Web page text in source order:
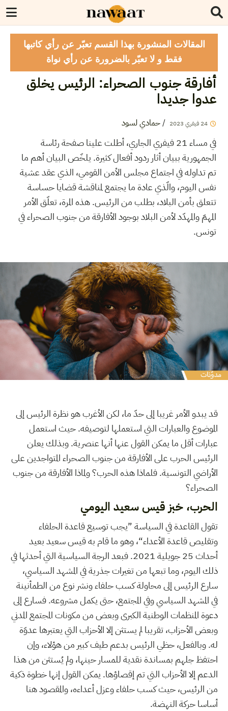
المقالات المنشورة بهذا القسم تعبّر عن رأي كاتبها
فقط و لا تعبّر بالضرورة عن رأي نواة
أفارقة جنوب الصحراء: الرئيس يخلق
عدوا جديدا
24 فيفري 2023
/حمادي لسود
في مساء 21 فيفري الجاري، أطلت علينا صفحة رئاسة
الجمهورية ببيان أثار ردود أفعال كثيرة. يلخّص البيان أهم ما
تم تداوله في اجتماع مجلس الأمن القومي، الذي عقد عشية
نفس اليوم، والّذي عادة ما يجتمع لمناقشة قضايا حساسة
تتعلق بأمن البلاد، بطلب من الرئيس. هذه المرة، تعلّق الأمر
المهمّ والمهدّد لأمن البلاد بوجود الأفارقة من جنوب الصحراء في
تونس.
قد يبدو الأمر غريبا إلى حدّ ما، لكن الأغرب هو نظرة الرئيس إلى
الموضوع والعبارات التي استعملها لتوصيفه. حيث استعمل
عبارات أقل ما يمكن القول عنها أنها عنصرية. وبذلك يعلن
الرئيس الحرب على الأفارقة من جنوب الصحراء المتواجدين على
الأراضي التونسية. فلماذا هذه الحرب؟ ولماذا الأفارقة من جنوب
الصحراء؟
الحرب، خبز قيس سعيد اليومي
تقول القاعدة في السياسة ”يجب توسيع قاعدة الحلفاء
وتقليص قاعدة الأعداء“، وهو ما قام به قيس سعيد بعيد
أحداث 25 جويلية 2021. فبعد الرجة السياسية التي أحدثها في
ذلك اليوم، وما تبعها من تغيرات جذرية في المشهد السياسي،
سارع الرئيس إلى محاولة كسب حلفاء ونشر نوع من الطمأنينة
في المشهد السياسي وفي المجتمع، حتى يكمل مشروعه. فسارع إلى
دعوة المنظمات الوطنية الكبرى وبعض من مكونات المجتمع المدني
وبعض الأحزاب، تقريبا لم يستثن إلا الأحزاب التي يعتبرها عدوّة
له. وبالفعل، حظي الرئيس بدعم طيف كبير من هؤلاء، وإن
احتفظ جلهم بمساندة نقدية للمسار حينها، ولم يُستثن من هذا
الدعم إلا الأحزاب التي تم إقصاؤها. يمكن القول إنها خطوة ذكية
من الرئيس، حيث كسب حلفاء وعزل أعداءه، والمقصود هنا
أساسا حركة النهضة.